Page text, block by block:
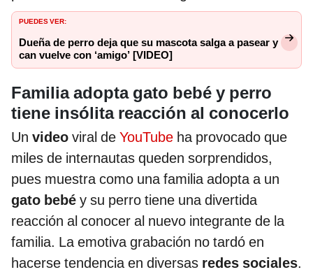
PUEDES VER:
Dueña de perro deja que su mascota salga a pasear y
can vuelve con ‘amigo’ [VIDEO]
Familia adopta gato bebé y perro
tiene insólita reacción al conocerlo
Un video viral de YouTube ha provocado que
miles de internautas queden sorprendidos,
pues muestra como una familia adopta a un
gato bebé y su perro tiene una divertida
reacción al conocer al nuevo integrante de la
familia. La emotiva grabación no tardó en
hacerse tendencia en diversas redes sociales.